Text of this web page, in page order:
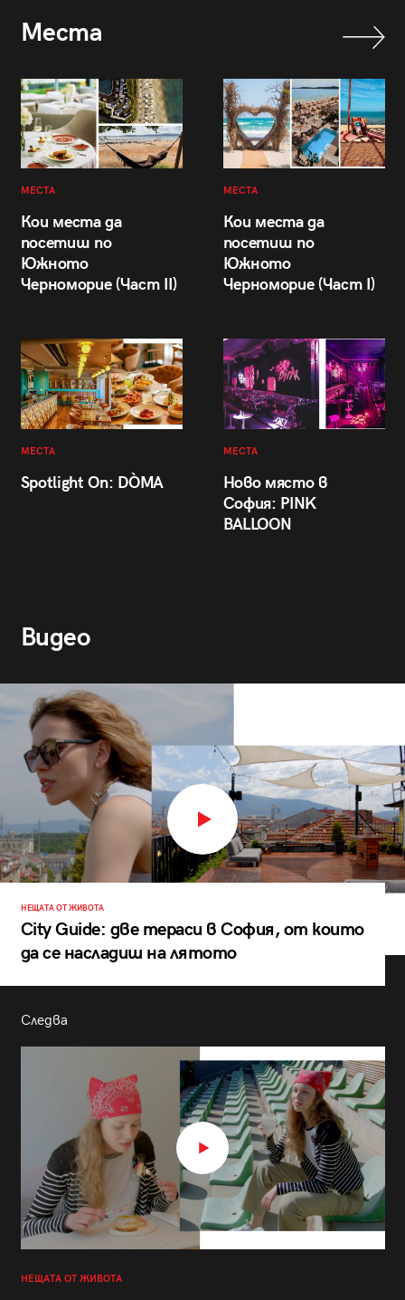
Места
МЕСТА
Кои места да
посетиш по
Южното
Черноморие (Част II)
МЕСТА
Кои места да
посетиш по
Южното
Черноморие (Част I)
МЕСТА
Spotlight On: DÒMA
МЕСТА
Ново място в
София: PINK
BALLOON
Видео
НЕЩАТА ОТ ЖИВОТА
City Guide: две тераси в София, от които
да се насладиш на лятото
Следва
НЕЩАТА ОТ ЖИВОТА